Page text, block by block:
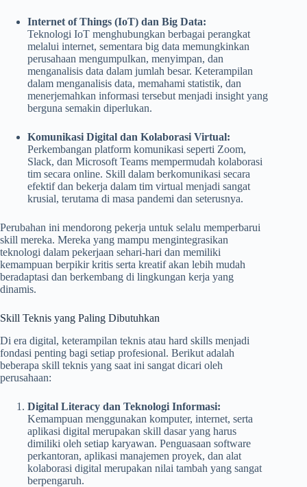
Internet of Things (IoT) dan Big Data:
Teknologi IoT menghubungkan berbagai perangkat
melalui internet, sementara big data memungkinkan
perusahaan mengumpulkan, menyimpan, dan
menganalisis data dalam jumlah besar. Keterampilan
dalam menganalisis data, memahami statistik, dan
menerjemahkan informasi tersebut menjadi insight yang
berguna semakin diperlukan.
Komunikasi Digital dan Kolaborasi Virtual:
Perkembangan platform komunikasi seperti Zoom,
Slack, dan Microsoft Teams mempermudah kolaborasi
tim secara online. Skill dalam berkomunikasi secara
efektif dan bekerja dalam tim virtual menjadi sangat
krusial, terutama di masa pandemi dan seterusnya.
Perubahan ini mendorong pekerja untuk selalu memperbarui
skill mereka. Mereka yang mampu mengintegrasikan
teknologi dalam pekerjaan sehari-hari dan memiliki
kemampuan berpikir kritis serta kreatif akan lebih mudah
beradaptasi dan berkembang di lingkungan kerja yang
dinamis.
Skill Teknis yang Paling Dibutuhkan
Di era digital, keterampilan teknis atau hard skills menjadi
fondasi penting bagi setiap profesional. Berikut adalah
beberapa skill teknis yang saat ini sangat dicari oleh
perusahaan:
Digital Literacy dan Teknologi Informasi:
Kemampuan menggunakan komputer, internet, serta
aplikasi digital merupakan skill dasar yang harus
dimiliki oleh setiap karyawan. Penguasaan software
perkantoran, aplikasi manajemen proyek, dan alat
kolaborasi digital merupakan nilai tambah yang sangat
berpengaruh.